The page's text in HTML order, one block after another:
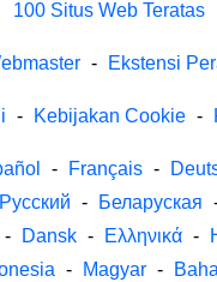
100 Situs Web Teratas
- Ekstensi
- Kebijakan Cookie -
- Français -
Русский - Беларуская
- Dansk - Ελληνικά -
- Magyar -